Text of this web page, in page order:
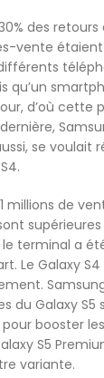
des
vente
qu’un
d’où cette
dernière,
se voulait
millions de
le terminal a
Le Galaxy
du Galaxy S5
booster
S5
variante.